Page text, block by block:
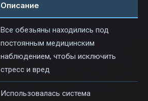
Описание
Все обезьяны находились под
постоянным медицинским
наблюдением, чтобы исключить
стресс и вред
Использовалась система